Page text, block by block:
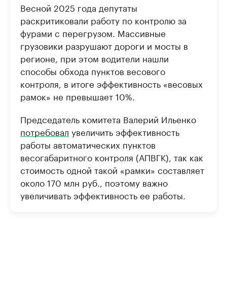
Весной 2025 года депутаты
раскритиковали работу по контролю за
фурами с перегрузом. Массивные
грузовики разрушают дороги и мосты в
регионе, при этом водители нашли
способы обхода пунктов весового
контроля, в итоге эффективность «весовых
рамок» не превышает 10%.
Председатель комитета Валерий Ильенко
потребовал увеличить эффективность
работы автоматических пунктов
весогабаритного контроля (АПВГК), так как
стоимость одной такой «рамки» составляет
около 170 млн руб., поэтому важно
увеличивать эффективность ее работы.